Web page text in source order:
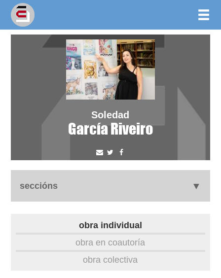
Soledad
García Riveiro
seccións
obra individual
obra en coautoría
obra colectiva